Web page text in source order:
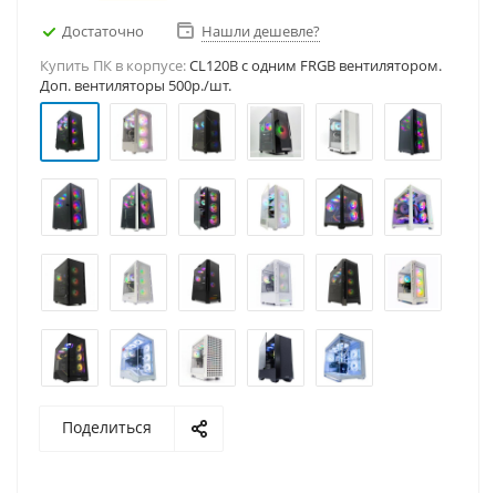
Достаточно
Нашли дешевле?
Купить ПК в корпусе:CL120B c одним FRGB вентилятором.
Доп. вентиляторы 500р./шт.
Поделиться